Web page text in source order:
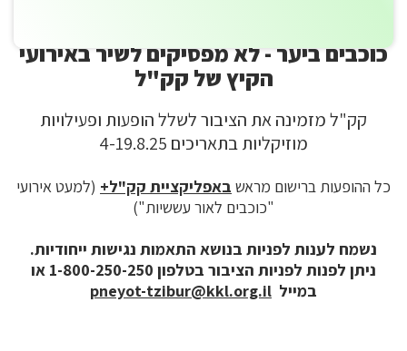
כוכבים ביער - לא מפסיקים לשיר באירועי
הקיץ של קק"ל
קק"ל מזמינה את הציבור לשלל הופעות ופעילויות
מוזיקליות בתאריכים 4-19.8.25
כל ההופעות ברישום מראש באפליקציית קק"ל+ (למעט אירועי
"כוכבים לאור עששיות")
נשמח לענות לפניות בנושא התאמות נגישות ייחודיות.
ניתן לפנות לפניות הציבור בטלפון 1-800-250-250 או
במייל pneyot-tzibur@kkl.org.il